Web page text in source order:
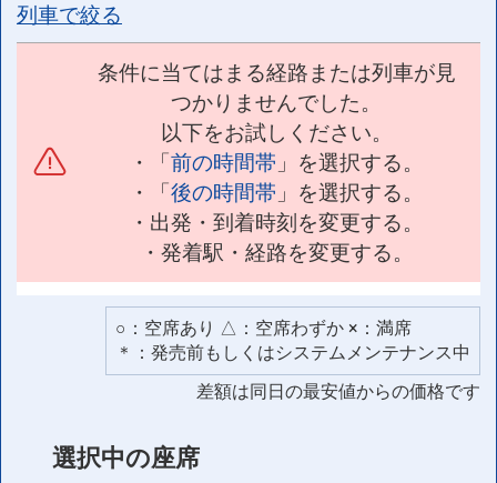
列車で絞る
条件に当てはまる経路または列車が見
つかりませんでした。
以下をお試しください。
・「前の時間帯 」を選択する。
・「後の時間帯 」を選択する。
・出発・到着時刻を変更する。
・発着駅・経路を変更する。
○：空席あり △：空席わずか ×：満席
＊：発売前もしくはシステムメンテナンス中
差額は同日の最安値からの価格です
選択中の座席